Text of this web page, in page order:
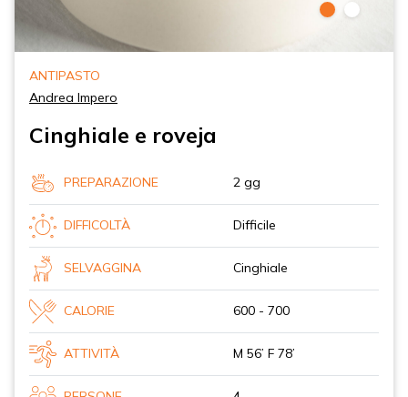
ANTIPASTO
Andrea Impero
Cinghiale e roveja
PREPARAZIONE 2 gg
DIFFICOLTÀ Difficile
SELVAGGINA Cinghiale
CALORIE 600 - 700
ATTIVITÀ M 56’ F 78’